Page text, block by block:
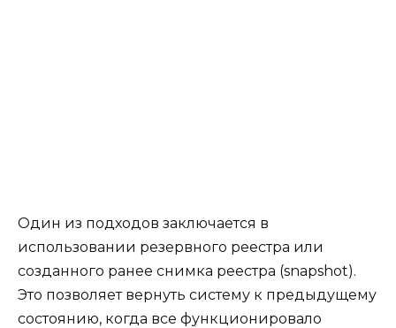
Один из подходов заключается в
использовании резервного реестра или
созданного ранее снимка реестра (snapshot).
Это позволяет вернуть систему к предыдущему
состоянию, когда все функционировало